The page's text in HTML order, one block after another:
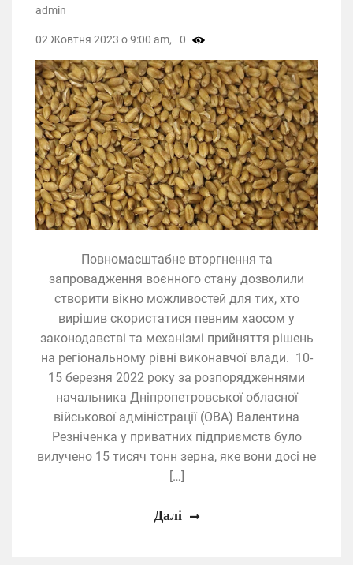
Повномасштабне вторгнення та
запровадження воєнного стану дозволили
створити вікно можливостей для тих, хто
вирішив скористатися певним хаосом у
законодавстві та механізмі прийняття рішень
на регіональному рівні виконавчої влади. 10-
15 березня 2022 року за розпорядженнями
начальника Дніпропетровської обласної
військової адміністрації (ОВА) Валентина
Резніченка у приватних підприємств було
вилучено 15 тисяч тонн зерна, яке вони досі не
[…]
admin
02 Жовтня 2023 о 9:00 am, 0
Далі